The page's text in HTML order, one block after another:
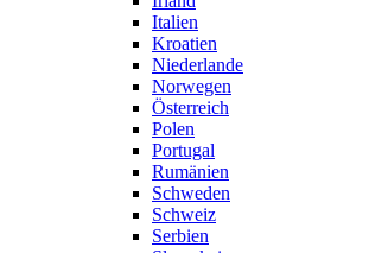
Italien
Kroatien
Niederlande
Norwegen
Österreich
Polen
Portugal
Rumänien
Schweden
Schweiz
Serbien